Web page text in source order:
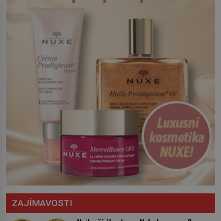
Český král Václav I. (1205–1253) přijme
ZAJÍMAVOSTI